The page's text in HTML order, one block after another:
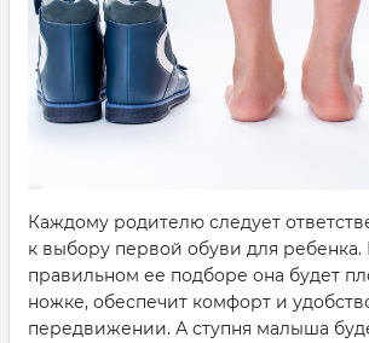
Каждому родителю следует
к выбору первой обуви для
правильном ее подборе она будет
ножке, обеспечит комфорт и
передвижении. А ступня малыша